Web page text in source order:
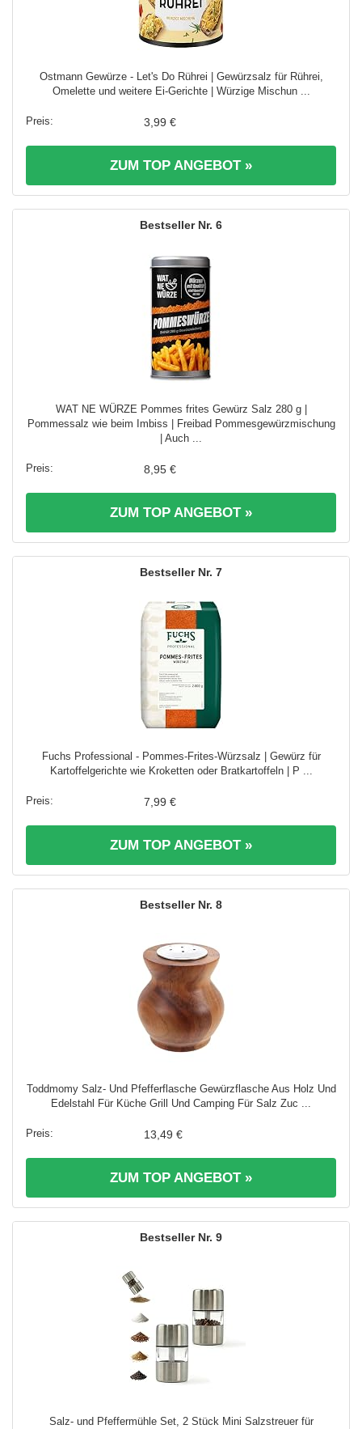
Ostmann Gewürze - Let's Do Rührei | Gewürzsalz für Rührei,
Omelette und weitere Ei-Gerichte | Würzige Mischun ...
3,99 €
ZUM TOP ANGEBOT »
6
WAT NE WÜRZE Pommes frites Gewürz Salz 280 g |
Pommessalz wie beim Imbiss | Freibad Pommesgewürzmischung
| Auch ...
8,95 €
ZUM TOP ANGEBOT »
7
Fuchs Professional - Pommes-Frites-Würzsalz | Gewürz für
Kartoffelgerichte wie Kroketten oder Bratkartoffeln | P ...
7,99 €
ZUM TOP ANGEBOT »
8
Toddmomy Salz- Und Pfefferflasche Gewürzflasche Aus Holz Und
Edelstahl Für Küche Grill Und Camping Für Salz Zuc ...
13,49 €
ZUM TOP ANGEBOT »
9
Salz- und Pfeffermühle Set, 2 Stück Mini Salzstreuer für